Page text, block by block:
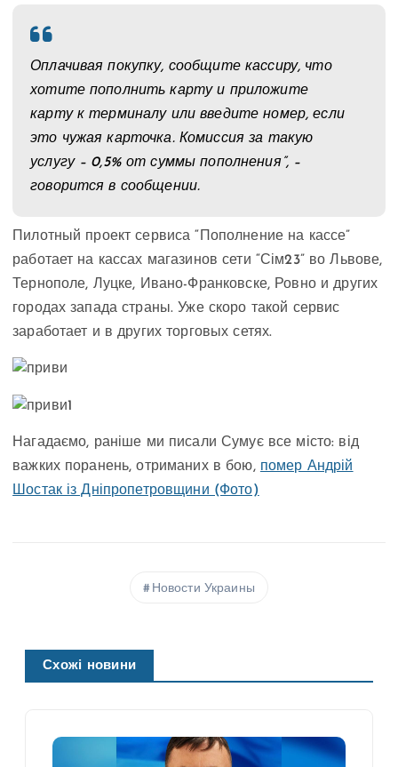
Оплачивая покупку, сообщите кассиру, что
хотите пополнить карту и приложите
карту к терминалу или введите номер, если
это чужая карточка. Комиссия за такую
услугу – 0,5% от суммы пополнения”, –
говорится в сообщении.
Пилотный проект сервиса “Пополнение на кассе”
работает на кассах магазинов сети “Сім23” во Львове,
Тернополе, Луцке, Ивано-Франковске, Ровно и других
городах запада страны. Уже скоро такой сервис
заработает и в других торговых сетях.
Нагадаємо, раніше ми писали Сумує все місто: від
важких поранень, отриманих в бою, помер Андрій
Шостак із Дніпропетровщини (Фото)
Новости Украины
Схожі новини